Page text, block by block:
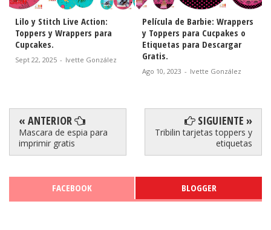
para
González
Película de Barbie: Wrappers
y Toppers para Cucpakes o
Etiquetas para Descargar
Gratis.
Ivette González
Fiesta de Minnie en
Lunares: Toppers y
para Cupcakes
Mar 30, 2023 - Ivette
« ANTERIOR
Mascara de espia para
imprimir gratis
SIGUIENTE »
Tribilin tarjetas toppers y
etiquetas
FACEBOOK BLOGGER